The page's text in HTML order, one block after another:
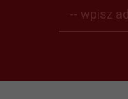
-- wpisz